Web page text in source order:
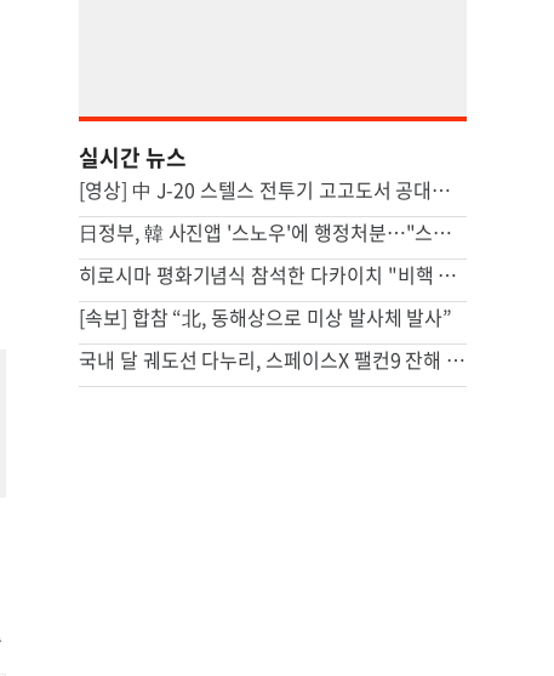
실시간 뉴스
[영상] 中 J-20 스텔스 전투기 고고도서 공대공미사일 발사 모습 포착
日정부, 韓 사진앱 '스노우'에 행정처분…"스텔스 마케팅"
히로시마 평화기념식 참석한 다카이치 "비핵 3원칙 견지 중"(종합)
[속보] 합참 “北, 동해상으로 미상 발사체 발사”
국내 달 궤도선 다누리, 스페이스X 팰컨9 잔해 달 충돌 포착